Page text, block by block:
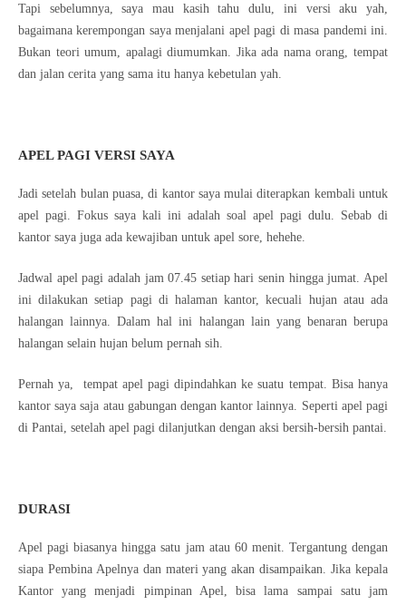
Tapi sebelumnya, saya mau kasih tahu dulu, ini versi aku yah,
bagaimana kerempongan saya menjalani apel pagi di masa pandemi ini.
Bukan teori umum, apalagi diumumkan. Jika ada nama orang, tempat
dan jalan cerita yang sama itu hanya kebetulan yah.
APEL PAGI VERSI SAYA
Jadi setelah bulan puasa, di kantor saya mulai diterapkan kembali untuk
apel pagi. Fokus saya kali ini adalah soal apel pagi dulu. Sebab di
kantor saya juga ada kewajiban untuk apel sore, hehehe.
Jadwal apel pagi adalah jam 07.45 setiap hari senin hingga jumat. Apel
ini dilakukan setiap pagi di halaman kantor, kecuali hujan atau ada
halangan lainnya. Dalam hal ini halangan lain yang benaran berupa
halangan selain hujan belum pernah sih.
Pernah ya, tempat apel pagi dipindahkan ke suatu tempat. Bisa hanya
kantor saya saja atau gabungan dengan kantor lainnya. Seperti apel pagi
di Pantai, setelah apel pagi dilanjutkan dengan aksi bersih-bersih pantai.
DURASI
Apel pagi biasanya hingga satu jam atau 60 menit. Tergantung dengan
siapa Pembina Apelnya dan materi yang akan disampaikan. Jika kepala
Kantor yang menjadi pimpinan Apel, bisa lama sampai satu jam